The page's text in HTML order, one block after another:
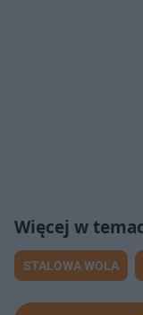
STALOWA WOLA